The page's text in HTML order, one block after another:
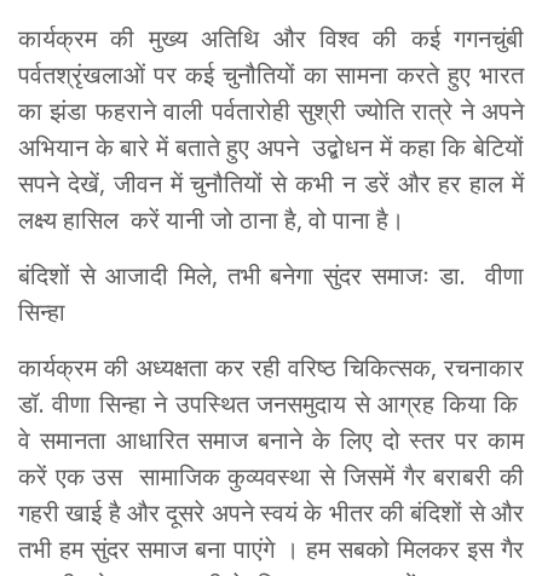
कार्यक्रम की मुख्य अतिथि और विश्व की कई गगनचुंबी
पर्वतश्रृंखलाओं पर कई चुनौतियों का सामना करते हुए भारत
का झंडा फहराने वाली पर्वतारोही सुश्री ज्योति रात्रे ने अपने
अभियान के बारे में बताते हुए अपने उद्बोधन में कहा कि बेटियों
सपने देखें, जीवन में चुनौतियों से कभी न डरें और हर हाल में
लक्ष्य हासिल करें यानी जो ठाना है, वो पाना है।
बंदिशों से आजादी मिले, तभी बनेगा सुंदर समाजः डा. वीणा
सिन्हा
कार्यक्रम की अध्यक्षता कर रही वरिष्ठ चिकित्सक, रचनाकार
डॉ. वीणा सिन्हा ने उपस्थित जनसमुदाय से आग्रह किया कि
वे समानता आधारित समाज बनाने के लिए दो स्तर पर काम
करें एक उस सामाजिक कुव्यवस्था से जिसमें गैर बराबरी की
गहरी खाई है और दूसरे अपने स्वयं के भीतर की बंदिशों से और
तभी हम सुंदर समाज बना पाएंगे । हम सबको मिलकर इस गैर